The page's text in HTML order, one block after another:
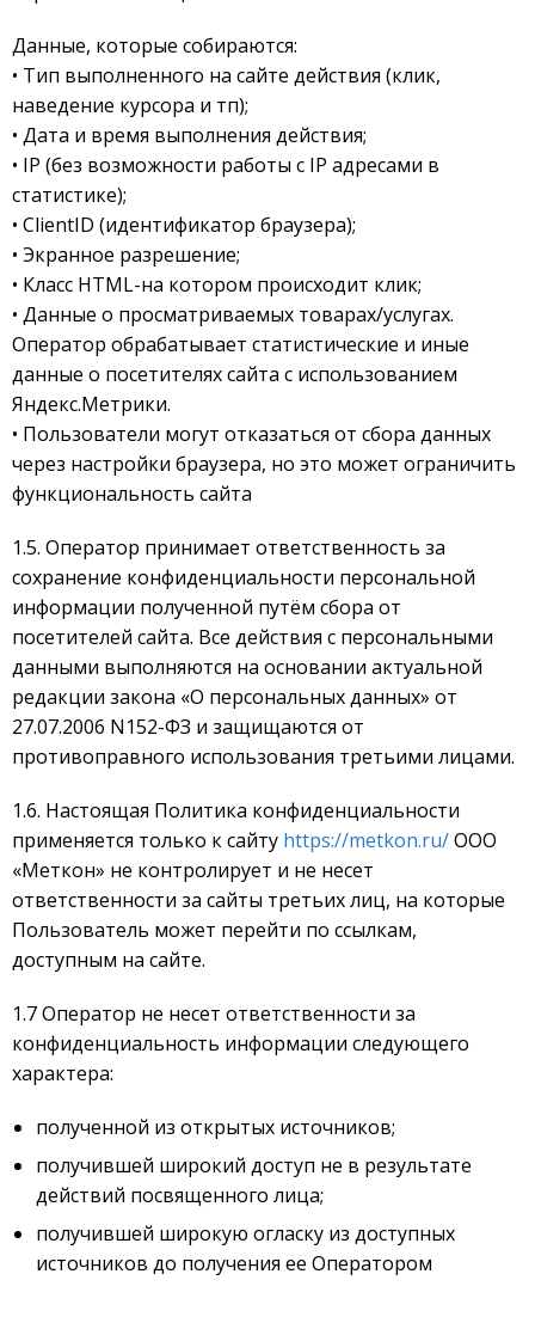
Данные, которые собираются:
• Тип выполненного на сайте действия (клик,
наведение курсора и тп);
• Дата и время выполнения действия;
• IP (без возможности работы с IP адресами в
статистике);
• ClientID (идентификатор браузера);
• Экранное разрешение;
• Класс HTML-на котором происходит клик;
• Данные о просматриваемых товарах/услугах.
Оператор обрабатывает статистические и иные
данные о посетителях сайта с использованием
Яндекс.Метрики.
• Пользователи могут отказаться от сбора данных
через настройки браузера, но это может ограничить
функциональность сайта
1.5. Оператор принимает ответственность за
сохранение конфиденциальности персональной
информации полученной путём сбора от
посетителей сайта. Все действия с персональными
данными выполняются на основании актуальной
редакции закона «О персональных данных» от
27.07.2006 N152-ФЗ и защищаются от
противоправного использования третьими лицами.
1.6. Настоящая Политика конфиденциальности
применяется только к сайту https://metkon.ru/ООО
«Меткон» не контролирует и не несет
ответственности за сайты третьих лиц, на которые
Пользователь может перейти по ссылкам,
доступным на сайте.
1.7 Оператор не несет ответственности за
конфиденциальность информации следующего
характера:
полученной из открытых источников;
получившей широкий доступ не в результате
действий посвященного лица;
получившей широкую огласку из доступных
источников до получения ее Оператором